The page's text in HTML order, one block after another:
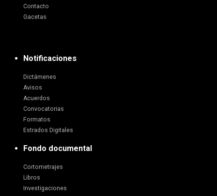
Contacto
Gacetas
Notificaciones
Dictámenes
Avisos
Acuerdos
Convocatorias
Formatos
Estrados Digitales
Fondo documental
Cortometrajes
Libros
Investigaciones